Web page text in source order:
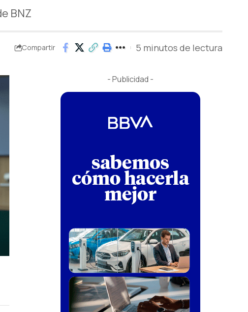
BNZ
Compartir 5 minutos de lectura
- Publicidad -